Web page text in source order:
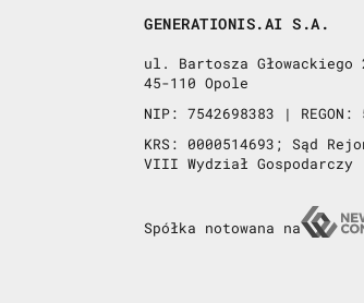
GENERATIONIS.AI S.A.
ul. Bartosza Głowackiego
45-110 Opole
NIP: 7542698383 | REGON:
KRS: 0000514693; Sąd
VIII Wydział Gospodarczy
Spółka notowana na